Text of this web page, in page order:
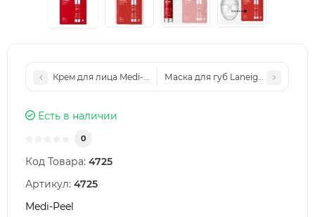
Крем для лица Medi-Peel Mooltox Pdrn Hyal Drop Gel
Маска для губ Laneige Lip
Есть в наличии
0
Код Товара: 4725
Артикул: 4725
Medi-Peel